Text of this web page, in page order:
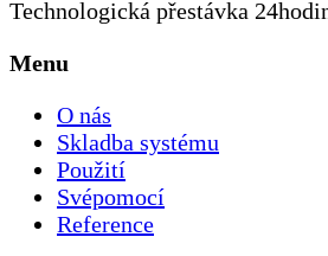
Technologická přestávka
Menu
O nás
Skladba systému
Použití
Svépomocí
Reference